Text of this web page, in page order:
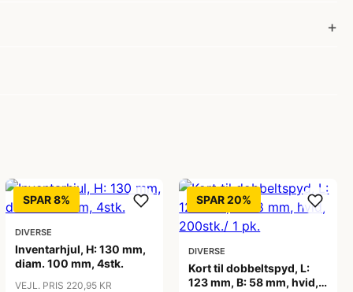
SPAR 8%
DIVERSE
Inventarhjul, H: 130 mm,
diam. 100 mm, 4stk.
VEJL. PRIS 220,95 KR
SPAR 20%
DIVERSE
Kort til dobbeltspyd, L:
123 mm, B: 58 mm, hvid,